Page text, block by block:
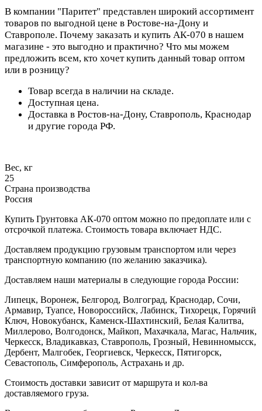
В компании "Паритет" представлен широкий ассортимент
товаров по выгодной цене в Ростове-на-Дону и
Ставрополе. Почему заказать и купить АК-070 в нашем
магазине - это выгодно и практично? Что мы можем
предложить всем, кто хочет купить данный товар оптом
или в розницу?
Товар всегда в наличии на складе.
Доступная цена.
Доставка в Ростов-на-Дону, Ставрополь, Краснодар
и другие города РФ.
Вес, кг
25
Страна производства
Россия
Купить Грунтовка АК-070 оптом можно по предоплате или с
отсрочкой платежа. Стоимость товара включает НДС.
Доставляем продукцию грузовым транспортом или через
транспортную компанию (по желанию заказчика).
Доставляем наши материалы в следующие города России:
Липецк, Воронеж, Белгород, Волгоград, Краснодар, Сочи,
Армавир, Туапсе, Новороссийск, Лабинск, Тихорецк, Горячий
Ключ, Новокубанск, Каменск-Шахтинский, Белая Калитва,
Миллерово, Волгодонск, Майкоп, Махачкала, Магас, Нальчик,
Черкесск, Владикавказ, Ставрополь, Грозный, Невинномысск,
Дербент, Малгобек, Георгиевск, Черкесск, Пятигорск,
Севастополь, Симферополь, Астрахань и др.
Стоимость доставки зависит от маршрута и кол-ва
доставляемого груза.